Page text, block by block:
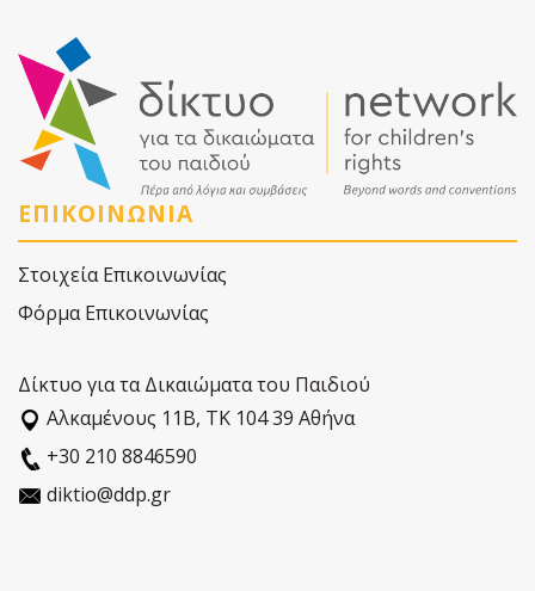
ΕΠΙΚΟΙΝΩΝΙΑ
Στοιχεία Επικοινωνίας
Φόρμα Επικοινωνίας
Δίκτυο για τα Δικαιώματα του Παιδιού
Αλκαµένους 11Β, ΤΚ 104 39 Αθήνα
+30 210 8846590
diktio@ddp.gr